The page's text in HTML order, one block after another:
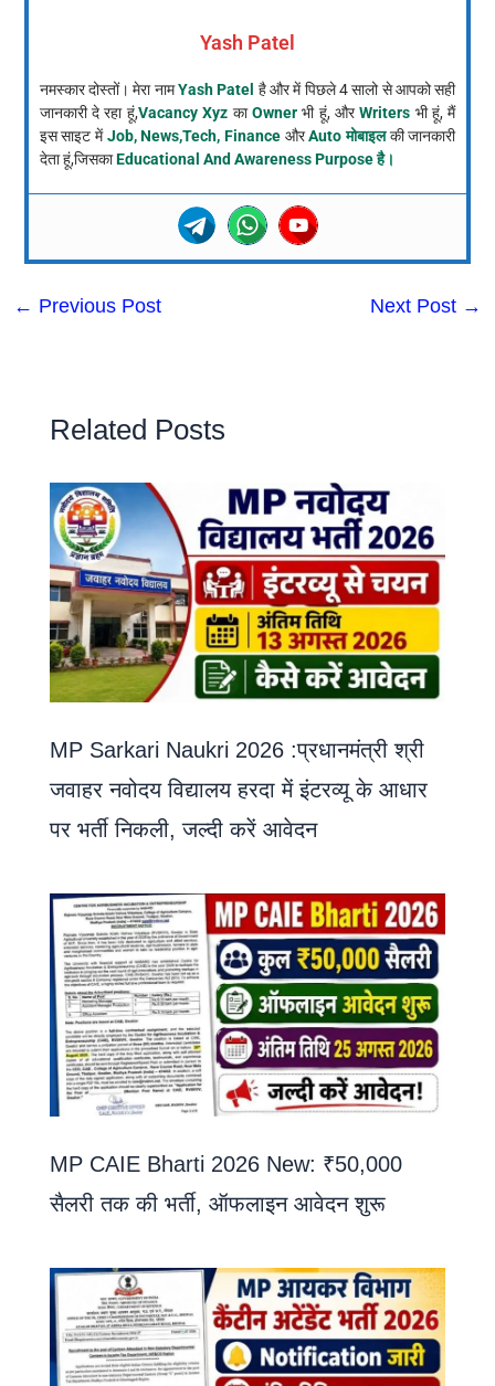
Yash Patel
नमस्कार दोस्तों। मेरा नामYash Patel है और में पिछले 4 सालो से आपको सही
जानकारी दे रहा हूं,Vacancy Xyz काOwnerभी हूं, औरWriters भी हूं, मैं
इस साइट मेंJob, News,Tech, Finance औरAuto मोबाइलकी जानकारी
देता हूं,जिसकाEducational And Awareness Purpose है।
← Previous Post Next Post →
Related Posts
MP Sarkari Naukri 2026 :प्रधानमंत्री श्री
जवाहर नवोदय विद्यालय हरदा में इंटरव्यू के आधार
पर भर्ती निकली, जल्दी करें आवेदन
MP CAIE Bharti 2026 New: ₹50,000
सैलरी तक की भर्ती, ऑफलाइन आवेदन शुरू